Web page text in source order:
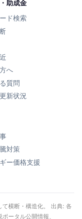
助成金
ド検索
へ
質問
新状況
対策
ー価格支援
横断・構造化。 出典: 各
ータル公開情報、